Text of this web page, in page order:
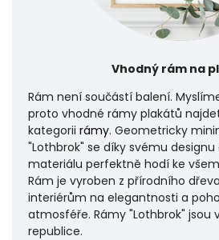
Vhodný rám na
Rám není součástí balení.
proto vhodné rámy plakátů
kategorii rámy. Geometricky
"Lothbrok" se díky svému
materiálu perfektně hodí ke
Rám je vyroben z přírodního
interiérům na elegantnosti a
atmosféře. Rámy "Lothbrok" jsou
republice.